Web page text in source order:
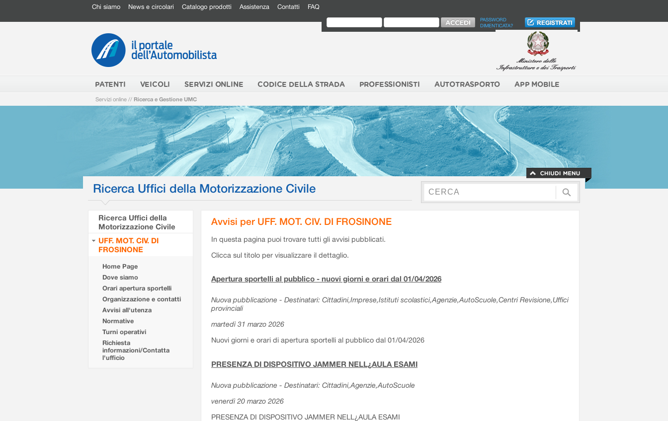
Chi siamo News e circolari Catalogo prodotti Assistenza Contatti FAQ
PASSWORD
DIMENTICATA?
PATENTI VEICOLI SERVIZI ONLINE CODICE DELLA STRADA PROFESSIONISTI AUTOTRASPORTO APP MOBILE
Servizi online // Ricerca e Gestione UMC
Ricerca Uffici della Motorizzazione Civile
Ricerca Uffici della
Motorizzazione Civile
UFF. MOT. CIV. DI
FROSINONE
Home Page
Dove siamo
Orari apertura sportelli
Organizzazione e contatti
Avvisi all'utenza
Normative
Turni operativi
Richiesta
informazioni/Contatta
l'ufficio
Avvisi per UFF. MOT. CIV. DI FROSINONE
In questa pagina puoi trovare tutti gli avvisi pubblicati.
Clicca sul titolo per visualizzare il dettaglio.
Apertura sportelli al pubblico - nuovi giorni e orari dal 01/04/2026
Nuova pubblicazione - Destinatari: Cittadini,Imprese,Istituti scolastici,Agenzie,AutoScuole,Centri Revisione,Uffici
provinciali
martedì 31 marzo 2026
Nuovi giorni e orari di apertura sportelli al pubblico dal 01/04/2026
PRESENZA DI DISPOSITIVO JAMMER NELL¿AULA ESAMI
Nuova pubblicazione - Destinatari: Cittadini,Agenzie,AutoScuole
venerdì 20 marzo 2026
PRESENZA DI DISPOSITIVO JAMMER NELL¿AULA ESAMI